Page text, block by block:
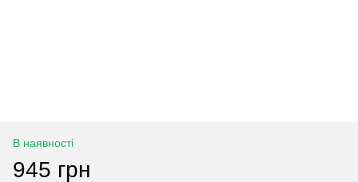
В наявності
945 грн